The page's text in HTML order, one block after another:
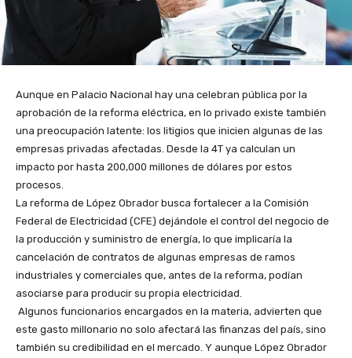
Aunque en Palacio Nacional hay una celebran pública por la
aprobación de la reforma eléctrica, en lo privado existe también
una preocupación latente: los litigios que inicien algunas de las
empresas privadas afectadas. Desde la 4T ya calculan un
impacto por hasta 200,000 millones de dólares por estos
procesos.
La reforma de López Obrador busca fortalecer a la Comisión
Federal de Electricidad (CFE) dejándole el control del negocio de
la producción y suministro de energía, lo que implicaría la
cancelación de contratos de algunas empresas de ramos
industriales y comerciales que, antes de la reforma, podían
asociarse para producir su propia electricidad.
Algunos funcionarios encargados en la materia, advierten que
este gasto millonario no solo afectará las finanzas del país, sino
también su credibilidad en el mercado. Y aunque López Obrador